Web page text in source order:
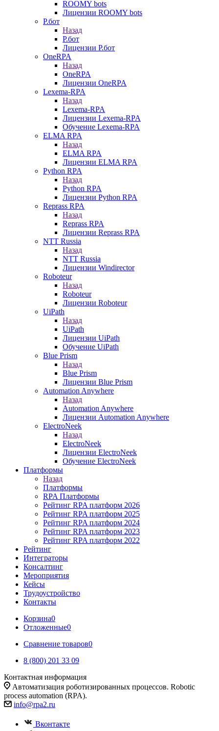
ROOMY bots
Лицензии ROOMY bots
Р.бот
Назад
Р.бот
Лицензии Р.бот
OneRPA
Назад
OneRPA
Лицензии OneRPA
Lexema-RPA
Назад
Lexema-RPA
Лицензии Lexema-RPA
Обучение Lexema-RPA
ELMA RPA
Назад
ELMA RPA
Лицензии ELMA RPA
Python RPA
Назад
Python RPA
Лицензии Python RPA
Reprass RPA
Назад
Reprass RPA
Лицензии Reprass RPA
NTT Russia
Назад
NTT Russia
Лицензии Windirector
Roboteur
Назад
Roboteur
Лицензии Roboteur
UiPath
Назад
UiPath
Лицензии UiPath
Обучение UiPath
Blue Prism
Назад
Blue Prism
Лицензии Blue Prism
Automation Anywhere
Назад
Automation Anywhere
Лицензии Automation Anywhere
ElectroNeek
Назад
ElectroNeek
Лицензии ElectroNeek
Обучение ElectroNeek
Платформы
Назад
Платформы
RPA Платформы
Рейтинг RPA платформ 2026
Рейтинг RPA платформ 2025
Рейтинг RPA платформ 2024
Рейтинг RPA платформ 2023
Рейтинг RPA платформ 2022
Рейтинг
Интеграторы
Консалтинг
Mероприятия
Кейсы
Трудоустройство
Контакты
Корзина0
Отложенные0
Сравнение товаров0
8 (800) 201 33 09
Контактная информация
Автоматизация роботизированных процессов. Robotic
process automation (RPA).
info@rpa2.ru
Вконтакте